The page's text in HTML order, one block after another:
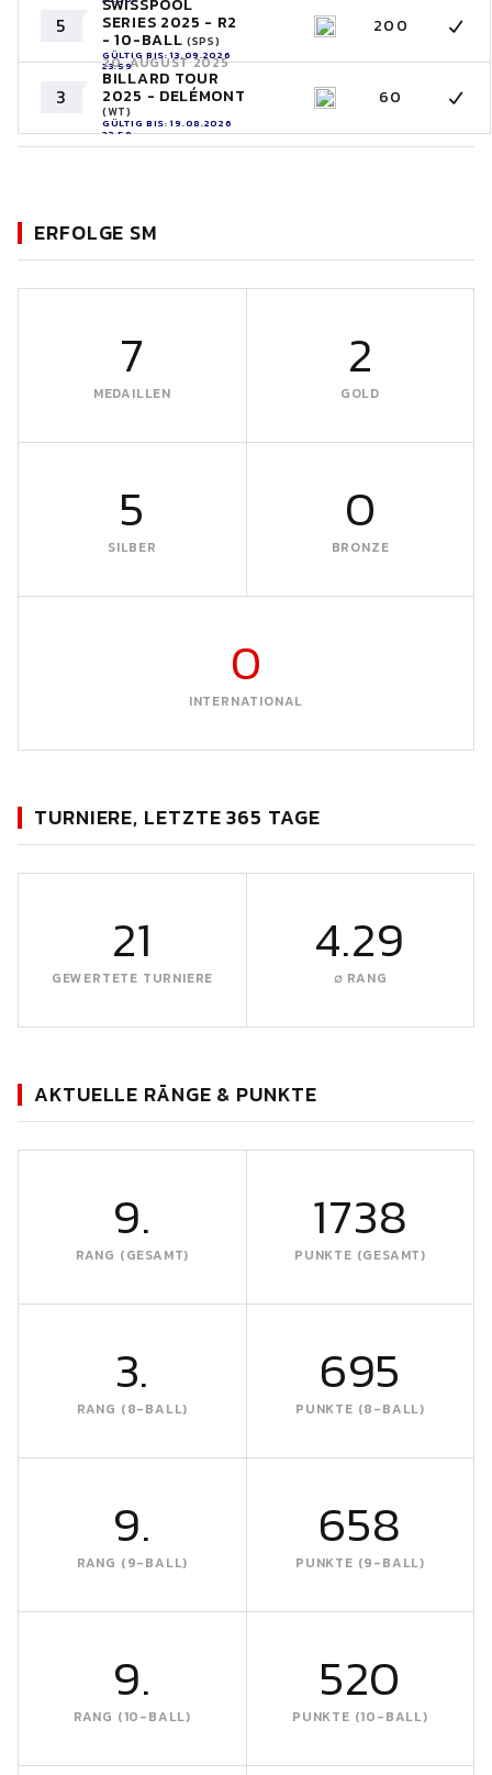
5
SWISSPOOL
SERIES 2025 - R2
- 10-BALL (SPS)
GÜLTIG BIS: 13.09.2026
23:59
200
3
20. AUGUST 2025
BILLARD TOUR
2025 - DELÉMONT
(WT)
GÜLTIG BIS: 19.08.2026
23:59
60
ERFOLGE SM
7
MEDAILLEN
2
GOLD
5
SILBER
0
BRONZE
0
INTERNATIONAL
TURNIERE, LETZTE 365 TAGE
21
GEWERTETE TURNIERE
4.29
∅ RANG
AKTUELLE RÄNGE & PUNKTE
9.
RANG (GESAMT)
1738
PUNKTE (GESAMT)
3.
RANG (8-BALL)
695
PUNKTE (8-BALL)
9.
RANG (9-BALL)
658
PUNKTE (9-BALL)
9.
RANG (10-BALL)
520
PUNKTE (10-BALL)